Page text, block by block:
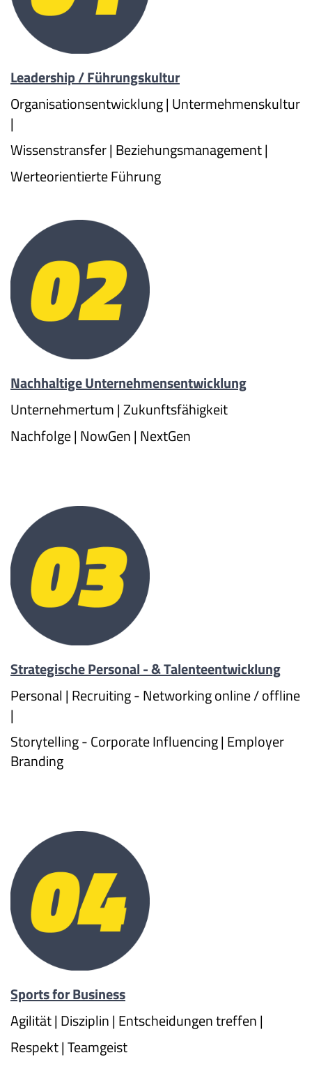
Leadership / Führungskultur
Organisationsentwicklung | Untermehmenskultur
|
Wissenstransfer | Beziehungsmanagement |
Werteorientierte Führung
Nachhaltige Unternehmensentwicklung
Unternehmertum | Zukunftsfähigkeit
Nachfolge | NowGen | NextGen
Strategische Personal - & Talenteentwicklung
Personal | Recruiting - Networking online / offline
|
Storytelling - Corporate Influencing | Employer
Branding
Sports for Business
Agilität | Disziplin | Entscheidungen treffen |
Respekt | Teamgeist